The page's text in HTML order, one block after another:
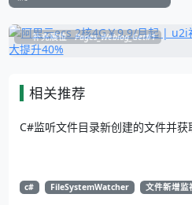
补充展位 Pages_Weblog_Get#1
相关推荐
C#监听文件目录新创建的文件并获
c# FileSystemWatcher 文件新增监